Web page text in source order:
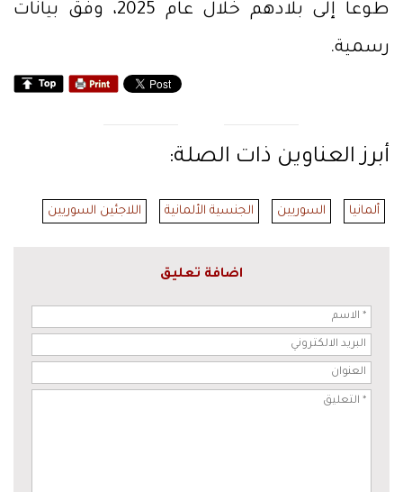
طوعاً إلى بلادهم خلال عام 2025، وفق بيانات
رسمية.
أبرز العناوين ذات الصلة:
ألمانيا السوريين الجنسية الألمانية اللاجئين السوريين
اضافة تعليق